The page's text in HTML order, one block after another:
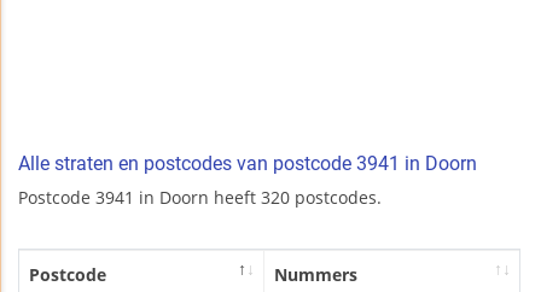
Alle straten en postcodes van postcode 3941 in Doorn
Postcode 3941 in Doorn heeft 320 postcodes.
Postcode Nummers